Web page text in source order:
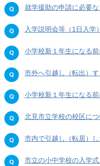
就学援助の申請に必要
入学説明会等（1日入学
小学校新１年生になる前に、市外へ引越
市外へ引越し（転出）するときに、引っ越す前の学校へ通学できるか、又は
小学校新１年生になる前に市内で引越し
北見市立学校の校区に
市内で引越し（転居）したときに、引越す前の学校へ通学できま
市立の小中学校の入学式、始業式、終